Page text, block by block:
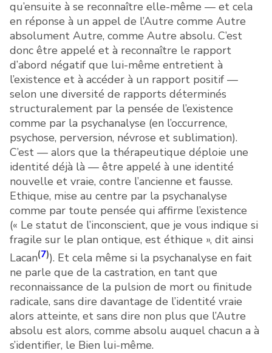
qu’ensuite à se reconnaître elle-même — et cela
en réponse à un appel de l’Autre comme Autre
absolument Autre, comme Autre absolu. C’est
donc être appelé et à reconnaître le rapport
d’abord négatif que lui-même entretient à
l’existence et à accéder à un rapport positif —
selon une diversité de rapports déterminés
structuralement par la pensée de l’existence
comme par la psychanalyse (en l’occurrence,
psychose, perversion, névrose et sublimation).
C’est — alors que la thérapeutique déploie une
identité déjà là — être appelé à une identité
nouvelle et vraie, contre l’ancienne et fausse.
Ethique, mise au centre par la psychanalyse
comme par toute pensée qui affirme l’existence
(« Le statut de l’inconscient, que je vous indique si
fragile sur le plan ontique, est éthique », dit ainsi
Lacan(7)). Et cela même si la psychanalyse en fait
ne parle que de la castration, en tant que
reconnaissance de la pulsion de mort ou finitude
radicale, sans dire davantage de l’identité vraie
alors atteinte, et sans dire non plus que l’Autre
absolu est alors, comme absolu auquel chacun a à
s’identifier, le Bien lui-même.